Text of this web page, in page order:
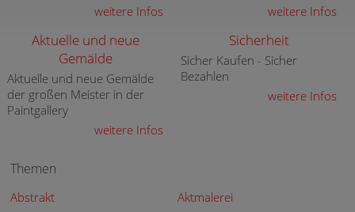
weitere Infos
weitere Infos
Aktuelle und neue
Gemälde
Aktuelle und neue Gemälde
der großen Meister in der
Paintgallery
weitere Infos
Sicherheit
Sicher Kaufen - Sicher
Bezahlen
weitere Infos
Themen
Abstrakt
Aktmalerei